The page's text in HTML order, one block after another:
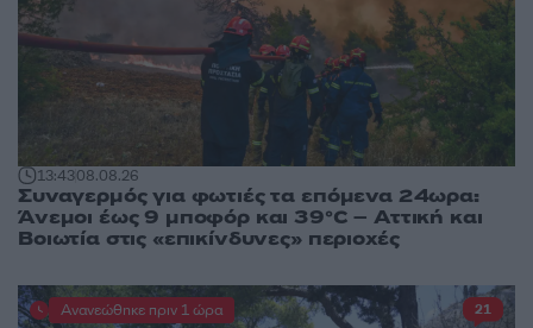
13:4308.08.26
Συναγερμός για φωτιές τα επόμενα 24ωρα:
Άνεμοι έως 9 μποφόρ και 39°C – Αττική και
Βοιωτία στις «επικίνδυνες» περιοχές
Ανανεώθηκε πριν 1 ώρα 21